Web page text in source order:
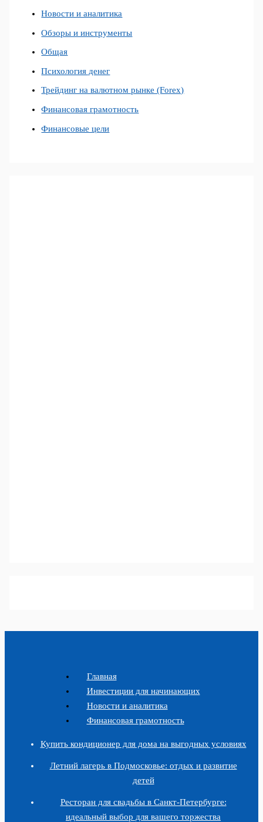
Новости и аналитика
Обзоры и инструменты
Общая
Психология денег
Трейдинг на валютном рынке (Forex)
Финансовая грамотность
Финансовые цели
Главная
Инвестиции для начинающих
Новости и аналитика
Финансовая грамотность
Купить кондиционер для дома на выгодных условиях
Летний лагерь в Подмосковье: отдых и развитие
детей
Ресторан для свадьбы в Санкт-Петербурге:
идеальный выбор для вашего торжества